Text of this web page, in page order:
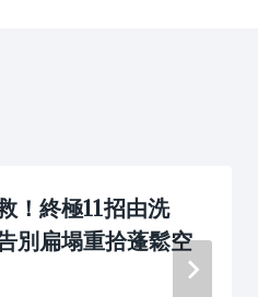
！終極11招由洗
別扁塌重拾蓬鬆空